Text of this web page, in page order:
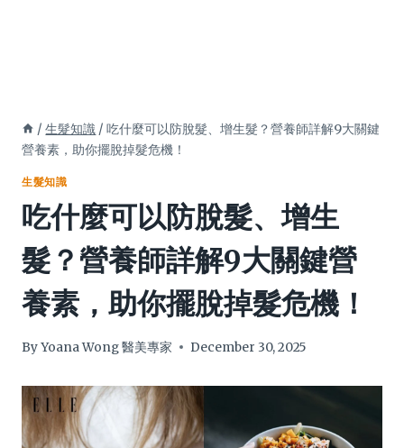
/ 生髮知識 / 吃什麼可以防脫髮、增生髮？營養師詳解9大關鍵
營養素，助你擺脫掉髮危機！
生髮知識
吃什麼可以防脫髮、增生
髮？營養師詳解9大關鍵營
養素，助你擺脫掉髮危機！
ByYoana Wong 醫美專家 December 30, 2025